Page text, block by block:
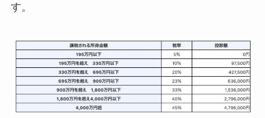
す。